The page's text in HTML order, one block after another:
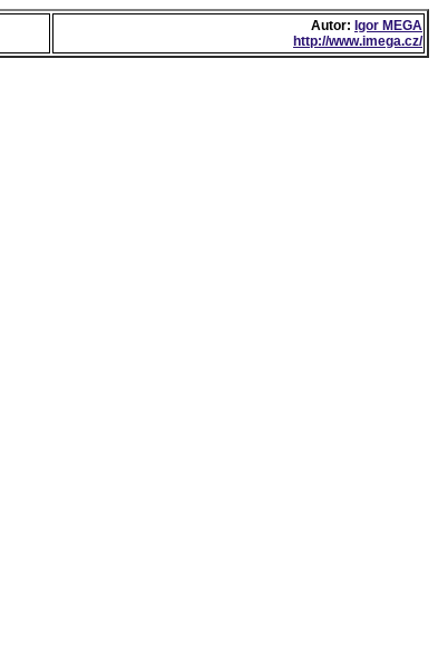
Autor: Igor MEGA
http://www.imega.cz/